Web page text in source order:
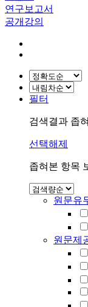
연구보고서
공개강의
필터
검색결과 좁
선택해제
좁혀본 항목
원문유
원문제